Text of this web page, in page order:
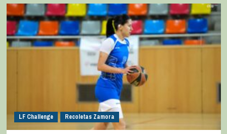
LF Challenge Recoletas Zamora